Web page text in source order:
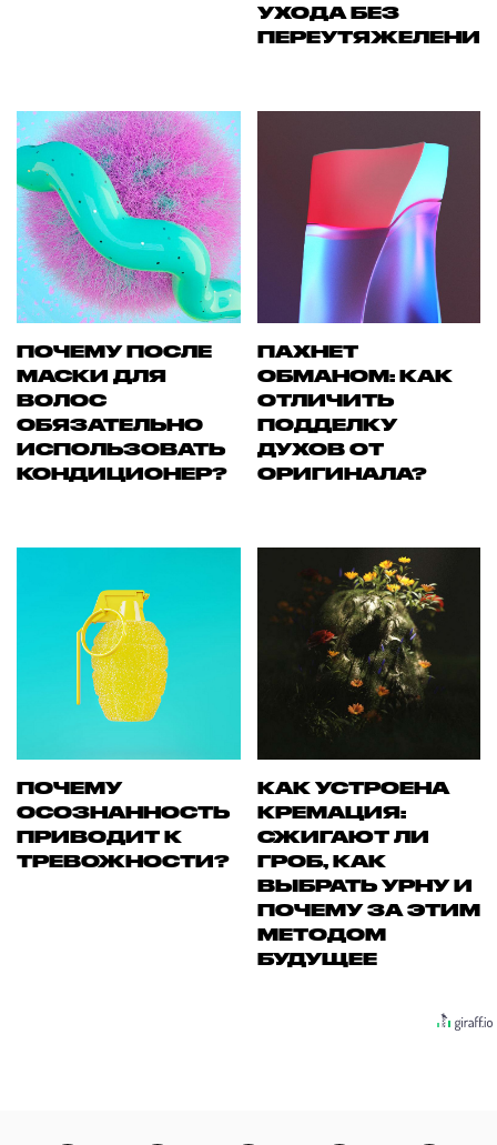
УХОДА БЕЗ
ПЕРЕУТЯЖЕЛЕНИЯ
ПОЧЕМУ ПОСЛЕ
МАСКИ ДЛЯ
ВОЛОС
ОБЯЗАТЕЛЬНО
ИСПОЛЬЗОВАТЬ
КОНДИЦИОНЕР?
ПАХНЕТ
ОБМАНОМ: КАК
ОТЛИЧИТЬ
ПОДДЕЛКУ
ДУХОВ ОТ
ОРИГИНАЛА?
ПОЧЕМУ
ОСОЗНАННОСТЬ
ПРИВОДИТ К
ТРЕВОЖНОСТИ?
КАК УСТРОЕНА
КРЕМАЦИЯ:
СЖИГАЮТ ЛИ
ГРОБ, КАК
ВЫБРАТЬ УРНУ И
ПОЧЕМУ ЗА ЭТИМ
МЕТОДОМ
БУДУЩЕЕ